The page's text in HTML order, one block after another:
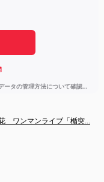
　ワンマンライブ「楯突...